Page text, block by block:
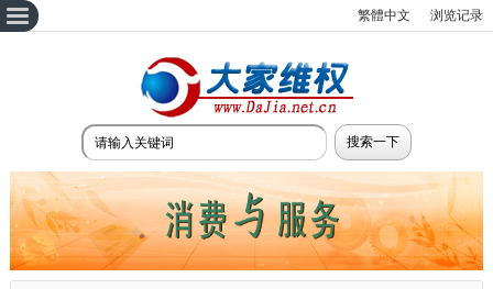
繁體中文 浏览记录